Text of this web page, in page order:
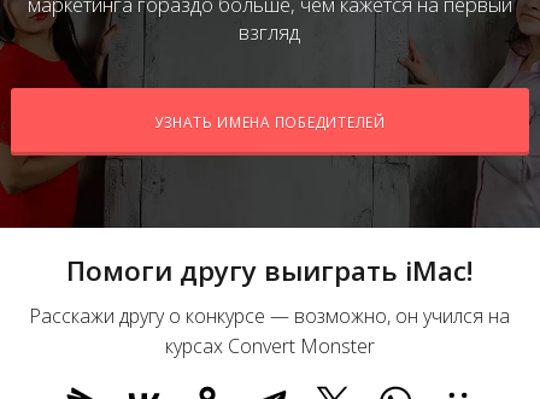
взгляд
УЗНАТЬ ИМЕНА ПОБЕДИТЕЛЕЙ
Помоги другу выиграть iMac!
Расскажи другу о конкурсе — возможно, он учился на
курсах Convert Monster